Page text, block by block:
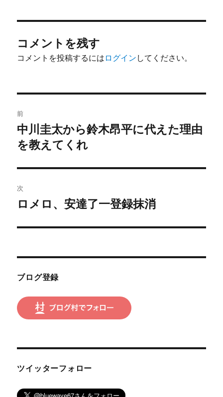
コメントを残す
コメントを投稿するには ログイン してください。
稿
ナ
ビ
ゲ
ー
シ
ン
前
前
の
稿:
中川圭太から鈴木昂平に代えた理由
を教えてくれ
次
次
投
ロメロ、安達了一登録抹消
ブログ登録
ツイッターフォロー